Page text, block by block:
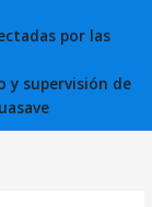
por las
y supervisión de